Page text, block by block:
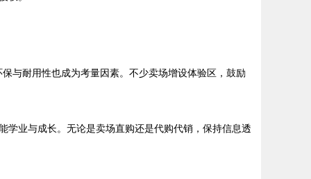
与耐用性也成为考量因素。不少卖场增设体验区，鼓励
学业与成长。无论是卖场直购还是代购代销，保持信息透